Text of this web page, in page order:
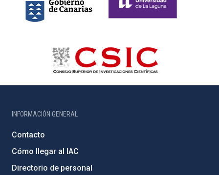
INFORMACIÓN GENERAL
Contacto
Cómo llegar al IAC
Directorio de personal